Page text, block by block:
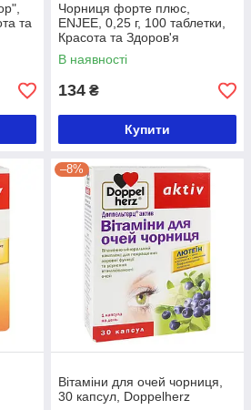
та
Чорниця форте плюс,
ENJEE, 0,25 г, 100 таблетки,
Красота та Здоров'я
В наявності
134 ₴
Купити
–8%
Вітаміни для очей чорниця,
30 капсул, Doppelherz